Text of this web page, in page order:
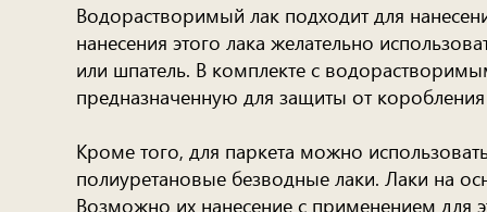
Водорастворимый лак подходит для
нанесения этого лака желательно
или шпатель. В комплекте с
предназначенную для защиты от
Кроме того, для паркета можно
полиуретановые безводные лаки. Лаки на
Возможно их нанесение с применением для